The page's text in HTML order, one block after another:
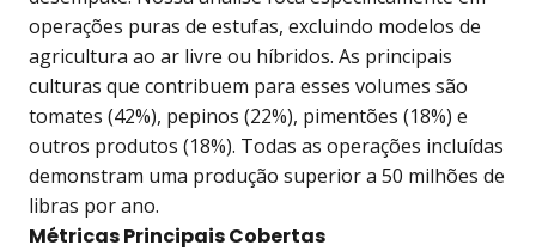
operações puras de estufas, excluindo modelos de
agricultura ao ar livre ou híbridos. As principais
culturas que contribuem para esses volumes são
tomates (42%), pepinos (22%), pimentões (18%) e
outros produtos (18%). Todas as operações incluídas
demonstram uma produção superior a 50 milhões de
libras por ano.
Métricas Principais Cobertas